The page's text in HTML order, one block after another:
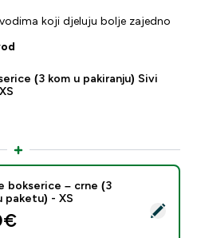
koji djeluju bolje zajedno
(3 kom u pakiranju) Sivi
- MP muške bokserice – crne
bokserice – crne (3
paketu) - XS